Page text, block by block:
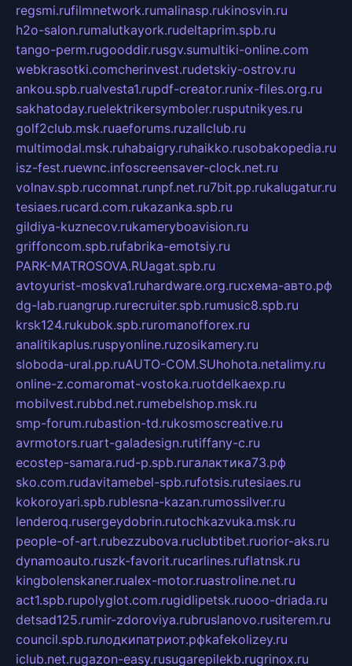
regsmi.rufilmnetwork.rumalinasp.rukinosvin.ru
h2o-salon.rumalutkayork.rudeltaprim.spb.ru
tango-perm.rugooddir.rusgv.sumultiki-online.com
webkrasotki.comcherinvest.rudetskiy-ostrov.ru
ankou.spb.rualvesta1.rupdf-creator.runix-files.org.ru
sakhatoday.ruelektrikersymboler.rusputnikyes.ru
golf2club.msk.ruaeforums.ruzallclub.ru
multimodal.msk.ruhabaigry.ruhaikko.rusobakopedia.ru
isz-fest.ruewnc.infoscreensaver-clock.net.ru
volnav.spb.rucomnat.runpf.net.ru7bit.pp.rukalugatur.ru
tesiaes.rucard.com.rukazanka.spb.ru
gildiya-kuznecov.rukameryboavision.ru
griffoncom.spb.rufabrika-emotsiy.ru
PARK-MATROSOVA.RUagat.spb.ru
avtoyurist-moskva1.ruhardware.org.ruсхема-авто.рф
dg-lab.ruangrup.rurecruiter.spb.rumusic8.spb.ru
krsk124.rukubok.spb.ruromanofforex.ru
analitikaplus.ruspyonline.ruzosikamery.ru
sloboda-ural.pp.ruAUTO-COM.SUhohota.netalimy.ru
online-z.comaromat-vostoka.ruotdelkaexp.ru
mobilvest.rubbd.net.rumebelshop.msk.ru
smp-forum.rubastion-td.rukosmoscreative.ru
avrmotors.ruart-galadesign.rutiffany-c.ru
ecostep-samara.rud-p.spb.ruгалактика73.рф
sko.com.rudavitamebel-spb.rufotsis.rutesiaes.ru
kokoroyari.spb.rublesna-kazan.rumossilver.ru
lenderoq.rusergeydobrin.rutochkazvuka.msk.ru
people-of-art.rubezzubova.ruclubtibet.ruorior-aks.ru
dynamoauto.ruszk-favorit.rucarlines.ruflatnsk.ru
kingbolenskaner.rualex-motor.ruastroline.net.ru
act1.spb.rupolyglot.com.rugidlipetsk.ruooo-driada.ru
detsad125.rumir-zdoroviya.rubruslanovo.rusiterem.ru
council.spb.ruлодкипатриот.рфkafekolizey.ru
iclub.net.rugazon-easy.rusugarepilekb.rugrinox.ru